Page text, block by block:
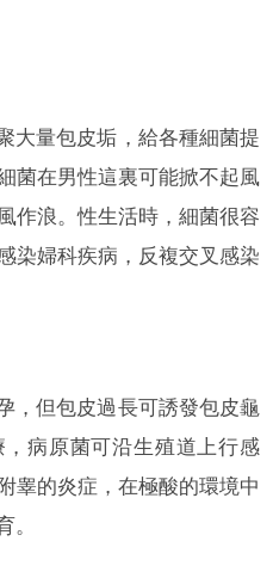
大量包皮垢，給各種細菌提
菌在男性這裏可能掀不起風
作浪。性生活時，細菌很容
染婦科疾病，反複交叉感染
，但包皮過長可誘發包皮龜
病原菌可沿生殖道上行感
睾的炎症，在極酸的環境中
。